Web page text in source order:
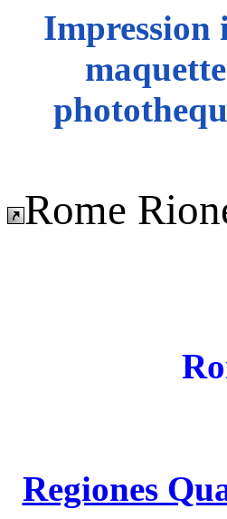
Impression
Rome
Regiones